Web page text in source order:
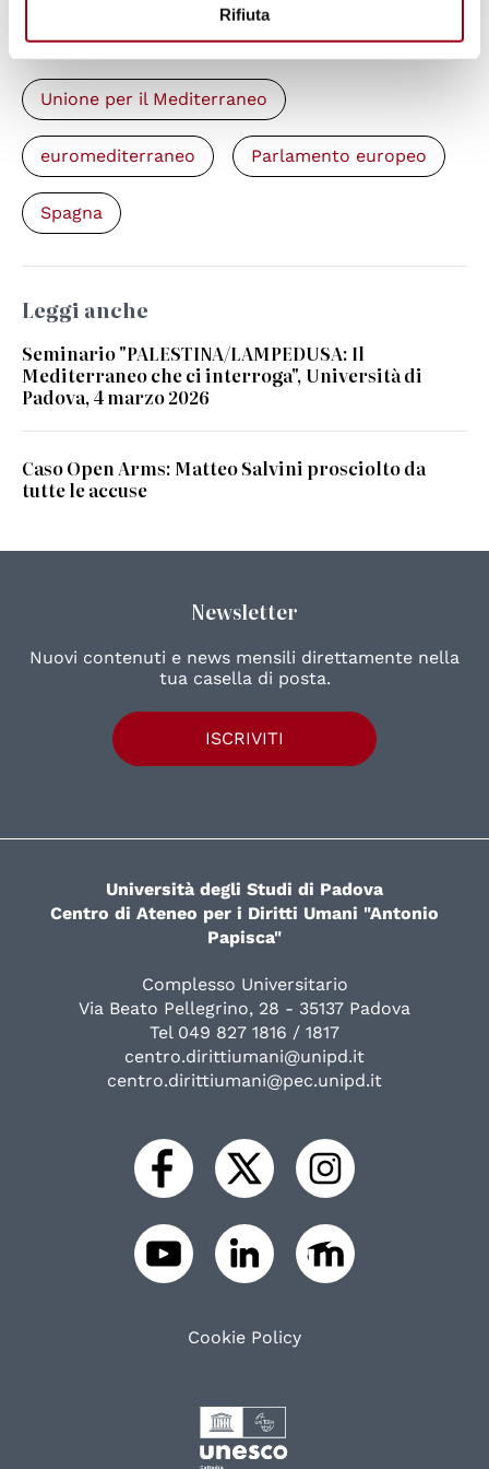
Rifiuta
Parole chiave
Unione per il Mediterraneo
euromediterraneo Parlamento europeo
Spagna
Leggi anche
Seminario "PALESTINA/LAMPEDUSA: Il
Mediterraneo che ci interroga", Università di
Padova, 4 marzo 2026
Caso Open Arms: Matteo Salvini prosciolto da
tutte le accuse
Newsletter
Nuovi contenuti e news mensili direttamente nella
tua casella di posta.
ISCRIVITI
Università degli Studi di Padova
Centro di Ateneo per i Diritti Umani "Antonio
Papisca"
Complesso Universitario
Via Beato Pellegrino, 28 - 35137 Padova
Tel 049 827 1816 / 1817
centro.dirittiumani@unipd.it
centro.dirittiumani@pec.unipd.it
Cookie Policy